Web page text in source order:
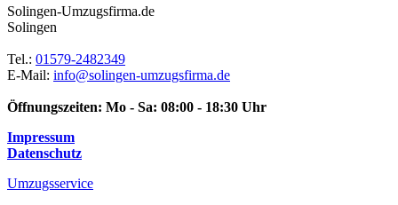
Solingen-Umzugsfirma.de
Solingen
Tel.: 01579-2482349
E-Mail: info@solingen-umzugsfirma.de
Öffnungszeiten: Mo - Sa: 08:00 - 18:30 Uhr
Impressum
Datenschutz
Umzugsservice